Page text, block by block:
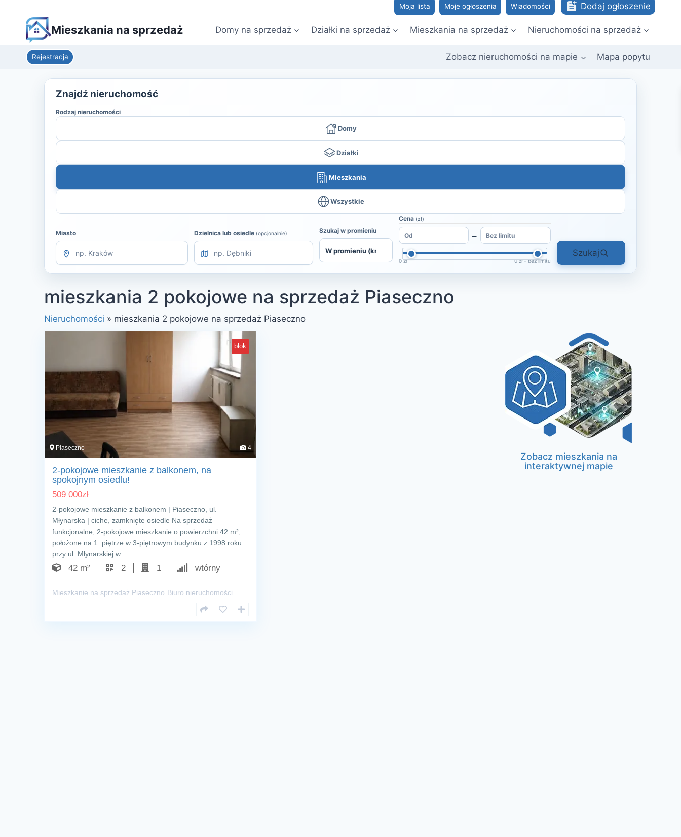
Moja lista Moje ogłoszenia Wiadomości Dodaj ogłoszenie
Mieszkania na sprzedaż Domy na sprzedaż Działki na sprzedaż Mieszkania na sprzedaż Nieruchomości na sprzedaż
Rejestracja Zobacz nieruchomości na mapie Mapa popytu
Znajdź nieruchomość
Rodzaj nieruchomości
Domy
Działki
Mieszkania
Wszystkie
Miasto Dzielnica lub osiedle (opcjonalnie) Szukaj w promieniu
Cena (zł)
–
0 zł 0 zł – bez limitu
Szukaj
mieszkania 2 pokojowe na sprzedaż Piaseczno
Nieruchomości » mieszkania 2 pokojowe na sprzedaż Piaseczno
blok
Piaseczno 4
2-pokojowe mieszkanie z balkonem, na
spokojnym osiedlu!
509 000zł
2-pokojowe mieszkanie z balkonem | Piaseczno, ul.
Młynarska | ciche, zamknięte osiedle Na sprzedaż
funkcjonalne, 2-pokojowe mieszkanie o powierzchni 42 m²,
położone na 1. piętrze w 3-piętrowym budynku z 1998 roku
przy ul. Młynarskiej w…
42 m² 2 1 wtórny
Mieszkanie na sprzedaż Piaseczno Biuro nieruchomości
Zobacz mieszkania na
interaktywnej mapie